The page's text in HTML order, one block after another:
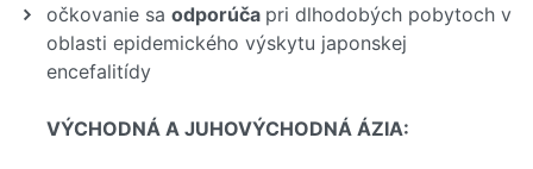
očkovanie sa odporúča pri dlhodobých pobytoch v
oblasti epidemického výskytu japonskej
encefalitídy
VÝCHODNÁ A JUHOVÝCHODNÁ ÁZIA: